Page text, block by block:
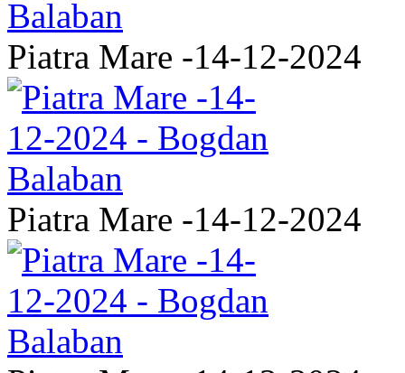
Piatra Mare -14-12-2024
Piatra Mare -14-12-2024